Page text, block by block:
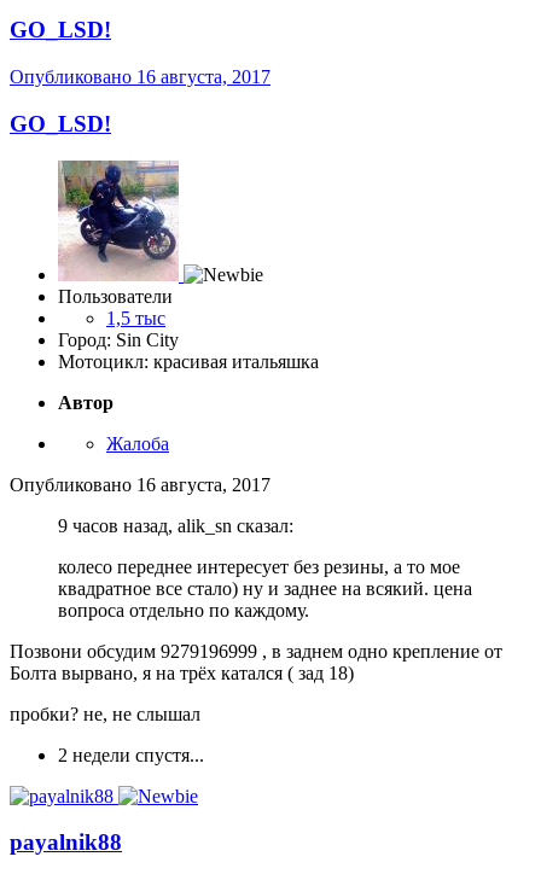
GO_LSD!
Опубликовано 16 августа, 2017
GO_LSD!
Пользователи
1,5 тыс
Город: Sin City
Мотоцикл: красивая итальяшка
Автор
Жалоба
Опубликовано 16 августа, 2017
9 часов назад, alik_sn сказал:
колесо переднее интересует без резины, а то мое
квадратное все стало) ну и заднее на всякий. цена
вопроса отдельно по каждому.
Позвони обсудим 9279196999 , в заднем одно крепление от
Болта вырвано, я на трёх катался ( зад 18)
пробки? не, не слышал
2 недели спустя...
payalnik88